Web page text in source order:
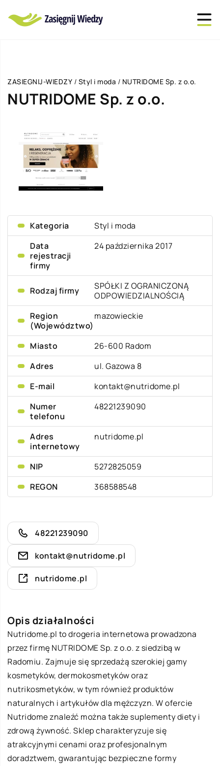
ZASIEGNIJ-WIEDZY / Styl i moda / NUTRIDOME Sp. z o.o.
NUTRIDOME Sp. z o.o.
Kategoria
Styl i moda
Data
rejestracji
firmy
24 października 2017
Rodzaj firmy
SPÓŁKI Z OGRANICZONĄ
ODPOWIEDZIALNOŚCIĄ
Region
(Województwo)
mazowieckie
Miasto
26-600 Radom
Adres
ul. Gazowa 8
E-mail
kontakt@nutridome.pl
Numer
telefonu
48221239090
Adres
internetowy
nutridome.pl
NIP
5272825059
REGON
368588548
48221239090
kontakt@nutridome.pl
nutridome.pl
Opis działalności
Nutridome.pl to drogeria internetowa prowadzona
przez firmę NUTRIDOME Sp. z o.o. z siedzibą w
Radomiu. Zajmuje się sprzedażą szerokiej gamy
kosmetyków, dermokosmetyków oraz
nutrikosmetyków, w tym również produktów
naturalnych i artykułów dla mężczyzn. W ofercie
Nutridome znaleźć można także suplementy diety i
zdrową żywność. Sklep charakteryzuje się
atrakcyjnymi cenami oraz profesjonalnym
doradztwem, gwarantując bezpieczne formy